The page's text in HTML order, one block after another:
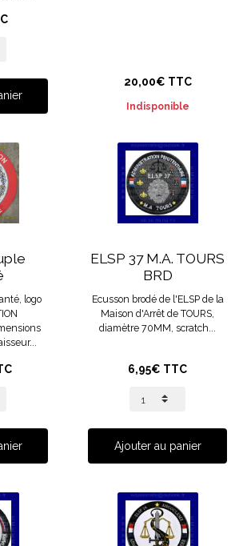
20,00€ TTC
Indisponible
logo
ELSP 37 M.A. TOURS
BRD
Ecusson brodé de l'ELSP de la
Maison d'Arrêt de TOURS,
diamètre 70MM, scratch...
6,95€ TTC
Ajouter au panier